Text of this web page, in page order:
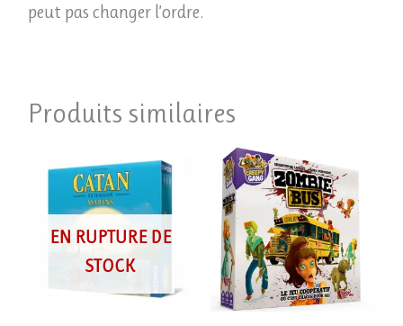
peut pas changer l’ordre.
Produits similaires
EN RUPTURE DE
STOCK